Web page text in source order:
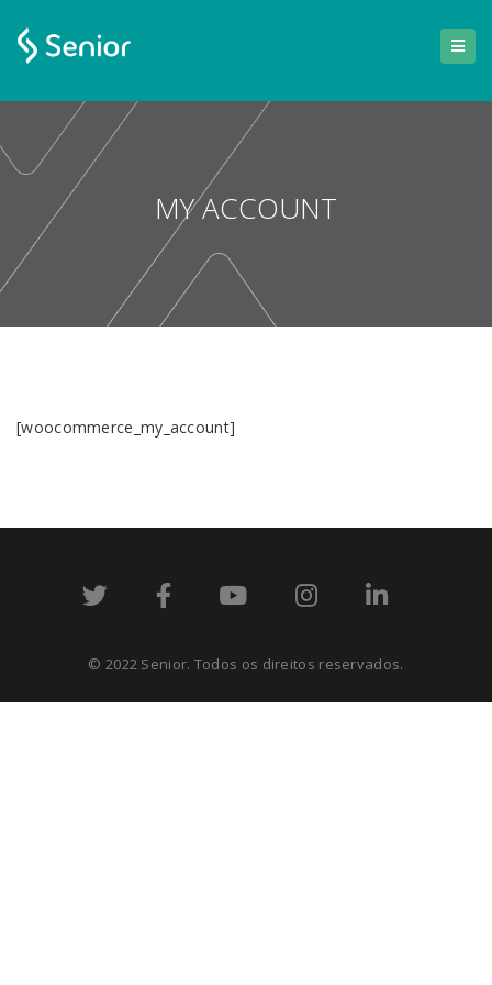
MY ACCOUNT
[woocommerce_my_account]
© 2022 Senior. Todos os direitos reservados.